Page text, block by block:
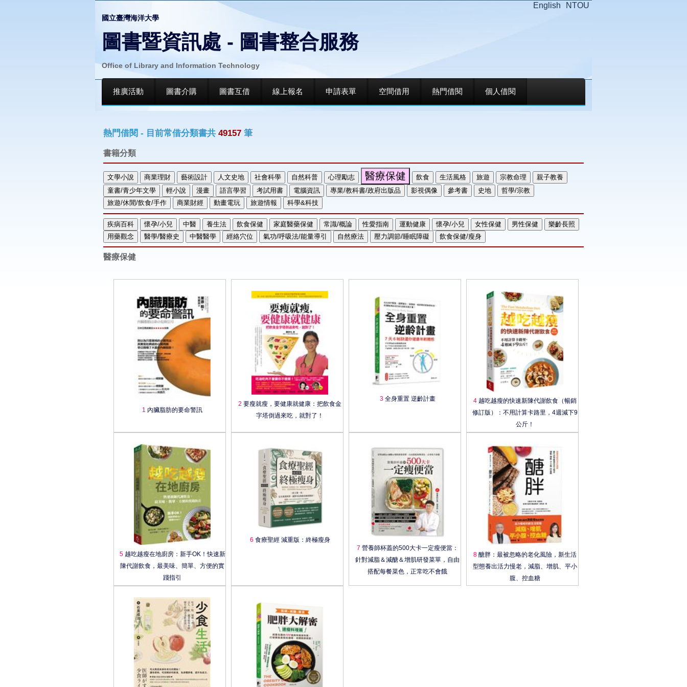
NTOU
English
國立臺灣海洋大學
圖書暨資訊處 - 圖書整合服務
Office of Library and Information Technology
推廣活動 圖書介購 圖書互借 線上報名 申請表單 空間借用 熱門借閱 個人借閱
熱門借閱 - 目前常借分類書共49157 筆
書籍分類
醫療保健
1 內臟脂肪的要命警訊
2 要瘦就瘦，要健康就健康：把飲食金
字塔倒過來吃，就對了！
3全身重置 逆齡計畫 4 越吃越瘦的快速新陳代謝飲食（暢銷
修訂版）：不用計算卡路里，4週減下9
公斤！
5越吃越瘦在地廚房：新手OK！快速新
陳代謝飲食，最美味、簡單、方便的實
踐指引
6 食療聖經 減重版：終極瘦身
7 營養師杯蓋的500大卡一定瘦便當：
針對減脂＆減醣＆增肌研發菜單，自由
搭配每餐菜色，正常吃不會餓
8 醣胖：最被忽略的老化風險，新生活
型態養出活力慢老，減脂、增肌、平小
腹、控血糖